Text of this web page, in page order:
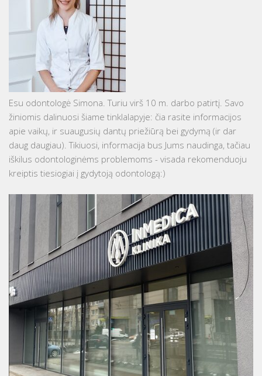
Esu odontologė Simona. Turiu virš 10 m. darbo patirtį. Savo
žiniomis dalinuosi šiame tinklalapyje: čia rasite informacijos
apie vaikų, ir suaugusių dantų priežiūrą bei gydymą (ir dar
daug daugiau). Tikiuosi, informacija bus Jums naudinga, tačiau
iškilus odontologinėms problemoms - visada rekomenduoju
kreiptis tiesiogiai į gydytoją odontologą:)